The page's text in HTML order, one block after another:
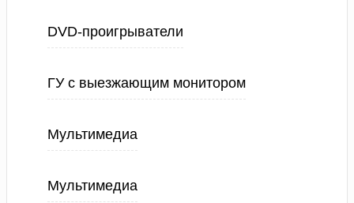
DVD-проигрыватели
ГУ с выезжающим монитором
Мультимедиа
Мультимедиа